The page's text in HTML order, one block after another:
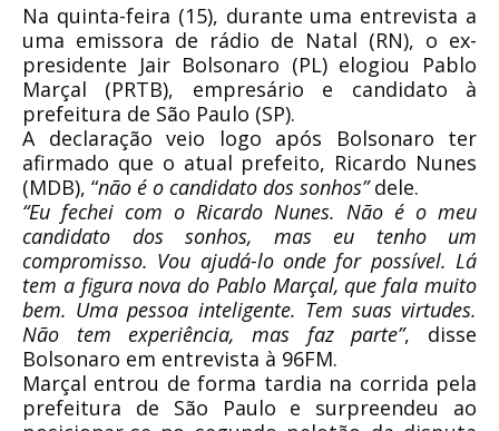
Na quinta-feira (15), durante uma entrevista a
uma emissora de rádio de Natal (RN), o ex-
presidente Jair Bolsonaro (PL) elogiou Pablo
Marçal (PRTB), empresário e candidato à
prefeitura de São Paulo (SP).
A declaração veio logo após Bolsonaro ter
afirmado que o atual prefeito, Ricardo Nunes
(MDB), “não é o candidato dos sonhos”dele.
“Eu fechei com o Ricardo Nunes. Não é o meu
candidato dos sonhos, mas eu tenho um
compromisso. Vou ajudá-lo onde for possível. Lá
tem a figura nova do Pablo Marçal, que fala muito
bem. Uma pessoa inteligente. Tem suas virtudes.
Não tem experiência, mas faz parte”, disse
Bolsonaro em entrevista à 96FM.
Marçal entrou de forma tardia na corrida pela
prefeitura de São Paulo e surpreendeu ao